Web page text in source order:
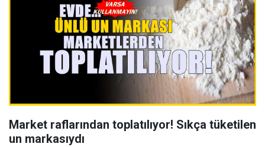
Market raflarından toplatılıyor! Sıkça tüketilen
un markasıydı